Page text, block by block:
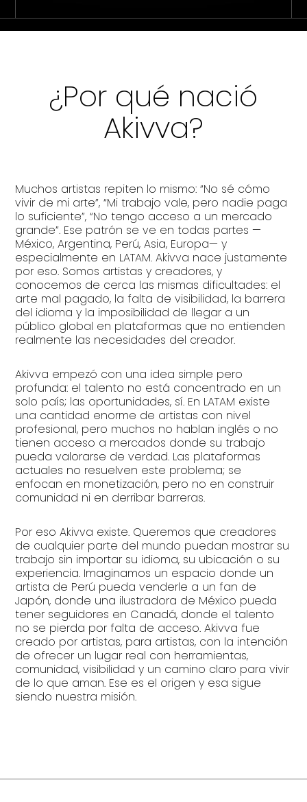
¿Por qué nació
Akivva?
Muchos artistas repiten lo mismo: “No sé cómo
vivir de mi arte”, “Mi trabajo vale, pero nadie paga
lo suficiente”, “No tengo acceso a un mercado
grande”. Ese patrón se ve en todas partes —
México, Argentina, Perú, Asia, Europa— y
especialmente en LATAM. Akivva nace justamente
por eso. Somos artistas y creadores, y
conocemos de cerca las mismas dificultades: el
arte mal pagado, la falta de visibilidad, la barrera
del idioma y la imposibilidad de llegar a un
público global en plataformas que no entienden
realmente las necesidades del creador.
Akivva empezó con una idea simple pero
profunda: el talento no está concentrado en un
solo país; las oportunidades, sí. En LATAM existe
una cantidad enorme de artistas con nivel
profesional, pero muchos no hablan inglés o no
tienen acceso a mercados donde su trabajo
pueda valorarse de verdad. Las plataformas
actuales no resuelven este problema; se
enfocan en monetización, pero no en construir
comunidad ni en derribar barreras.
Por eso Akivva existe. Queremos que creadores
de cualquier parte del mundo puedan mostrar su
trabajo sin importar su idioma, su ubicación o su
experiencia. Imaginamos un espacio donde un
artista de Perú pueda venderle a un fan de
Japón, donde una ilustradora de México pueda
tener seguidores en Canadá, donde el talento
no se pierda por falta de acceso. Akivva fue
creado por artistas, para artistas, con la intención
de ofrecer un lugar real con herramientas,
comunidad, visibilidad y un camino claro para vivir
de lo que aman. Ese es el origen y esa sigue
siendo nuestra misión.